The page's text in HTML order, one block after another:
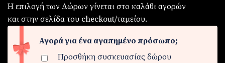
Η επιλογή των Δώρων γίνεται στο καλάθι αγορών
και στην σελίδα του checkout/ταμείου.
Αγορά για ένα αγαπημένο πρόσωπο;
Προσθήκη συσκευασίας δώρου